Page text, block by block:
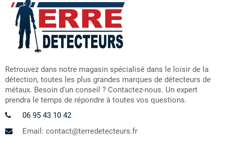
Retrouvez dans notre magasin spécialisé dans le loisir de la
détection, toutes les plus grandes marques de détecteurs de
métaux. Besoin d'un conseil ? Contactez-nous. Un expert
prendra le temps de répondre à toutes vos questions.
06 95 43 10 42
Email: contact@terredetecteurs.fr